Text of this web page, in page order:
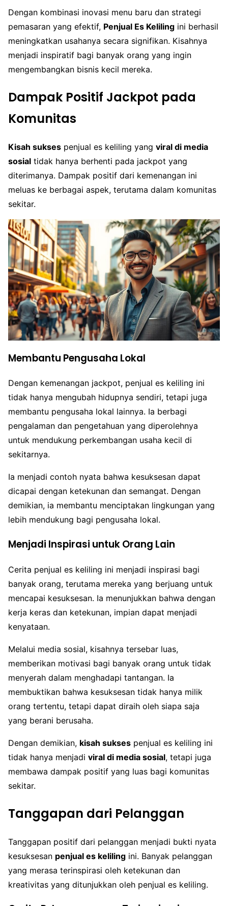
Dengan kombinasi inovasi menu baru dan strategi
pemasaran yang efektif, Penjual Es Keliling ini berhasil
meningkatkan usahanya secara signifikan. Kisahnya
menjadi inspiratif bagi banyak orang yang ingin
mengembangkan bisnis kecil mereka.
Dampak Positif Jackpot pada
Komunitas
Kisah sukses penjual es keliling yang viral di media
sosial tidak hanya berhenti pada jackpot yang
diterimanya. Dampak positif dari kemenangan ini
meluas ke berbagai aspek, terutama dalam komunitas
sekitar.
Membantu Pengusaha Lokal
Dengan kemenangan jackpot, penjual es keliling ini
tidak hanya mengubah hidupnya sendiri, tetapi juga
membantu pengusaha lokal lainnya. Ia berbagi
pengalaman dan pengetahuan yang diperolehnya
untuk mendukung perkembangan usaha kecil di
sekitarnya.
Ia menjadi contoh nyata bahwa kesuksesan dapat
dicapai dengan ketekunan dan semangat. Dengan
demikian, ia membantu menciptakan lingkungan yang
lebih mendukung bagi pengusaha lokal.
Menjadi Inspirasi untuk Orang Lain
Cerita penjual es keliling ini menjadi inspirasi bagi
banyak orang, terutama mereka yang berjuang untuk
mencapai kesuksesan. Ia menunjukkan bahwa dengan
kerja keras dan ketekunan, impian dapat menjadi
kenyataan.
Melalui media sosial, kisahnya tersebar luas,
memberikan motivasi bagi banyak orang untuk tidak
menyerah dalam menghadapi tantangan. Ia
membuktikan bahwa kesuksesan tidak hanya milik
orang tertentu, tetapi dapat diraih oleh siapa saja
yang berani berusaha.
Dengan demikian, kisah sukses penjual es keliling ini
tidak hanya menjadi viral di media sosial, tetapi juga
membawa dampak positif yang luas bagi komunitas
sekitar.
Tanggapan dari Pelanggan
Tanggapan positif dari pelanggan menjadi bukti nyata
kesuksesan penjual es keliling ini. Banyak pelanggan
yang merasa terinspirasi oleh ketekunan dan
kreativitas yang ditunjukkan oleh penjual es keliling.